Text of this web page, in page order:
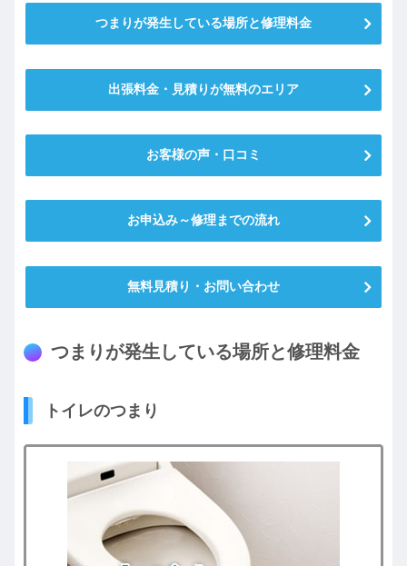
つまりが発生している場所と修理料金
出張料金・見積りが無料のエリア
お客様の声・口コミ
お申込み～修理までの流れ
無料見積り・お問い合わせ
つまりが発生している場所と修理料金
トイレのつまり